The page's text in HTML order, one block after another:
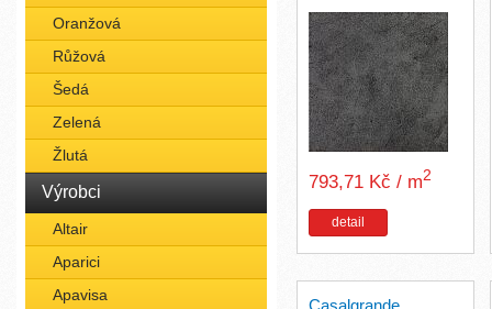
Oranžová
Růžová
Šedá
Zelená
Žlutá
Výrobci
Altair
Aparici
Apavisa
793,71 Kč / m2
detail
Casalgrande